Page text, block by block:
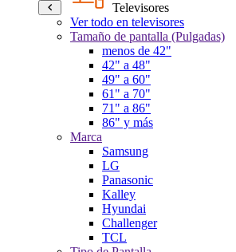
Televisores
Ver todo en televisores
Tamaño de pantalla (Pulgadas)
menos de 42"
42" a 48"
49" a 60"
61" a 70"
71" a 86"
86" y más
Marca
Samsung
LG
Panasonic
Kalley
Hyundai
Challenger
TCL